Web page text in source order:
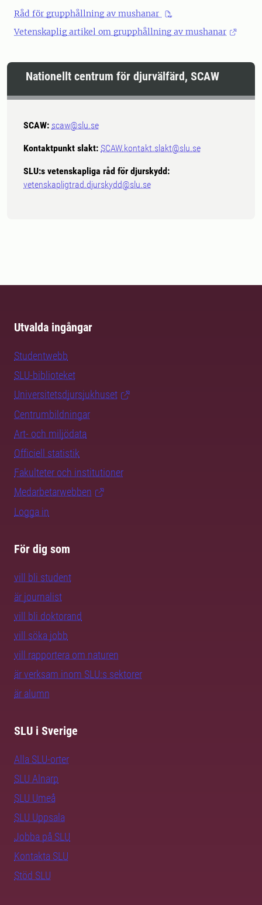
Råd för grupphållning av mushanar
Vetenskaplig artikel om grupphållning av mushanar
Nationellt centrum för djurvälfärd, SCAW
SCAW: scaw@slu.se
Kontaktpunkt slakt: SCAW.kontakt.slakt@slu.se
SLU:s vetenskapliga råd för djurskydd:
vetenskapligtrad.djurskydd@slu.se
Utvalda ingångar
Studentwebb
SLU-biblioteket
Universitetsdjursjukhuset
Centrumbildningar
Art- och miljödata
Officiell statistik
Fakulteter och institutioner
Medarbetarwebben
Logga in
För dig som
vill bli student
är journalist
vill bli doktorand
vill söka jobb
vill rapportera om naturen
är verksam inom SLU:s sektorer
är alumn
SLU i Sverige
Alla SLU-orter
SLU Alnarp
SLU Umeå
SLU Uppsala
Jobba på SLU
Kontakta SLU
Stöd SLU